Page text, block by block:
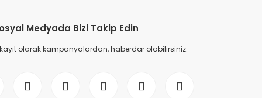
Medyada Bizi Takip Edin
olarak kampanyalardan, haberdar olabilirsiniz.